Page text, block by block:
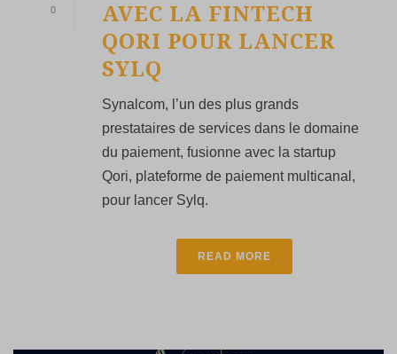
0
AVEC LA FINTECH
QORI POUR LANCER
SYLQ
Synalcom, l’un des plus grands
prestataires de services dans le domaine
du paiement, fusionne avec la startup
Qori, plateforme de paiement multicanal,
pour lancer Sylq.
READ MORE